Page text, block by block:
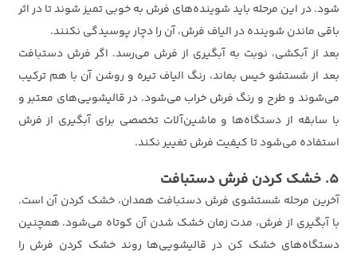
شود. در این مرحله باید شوینده‌های فرش به خوبی تمیز شوند تا در اثر
باقی ماندن شوینده در الیاف فرش، آن را دچار پوسیدگی نکنند.
بعد از آبکشی، نوبت به آبگیری از فرش می‌رسد. اگر فرش دستبافت
بعد از شستشو خیس بماند، رنگ الیاف تیره و روشن آن با هم ترکیب
می‌شوند و طرح و رنگ فرش خراب می‌شود. در قالیشویی‌های معتبر و
با سابقه از دستگاه‌ها و ماشین‌آلات تخصصی برای آبگیری از فرش
استفاده می‌شود تا کیفیت فرش تغییر نکند.
5. خشک کردن فرش دستبافت
آخرین مرحله شستشوی فرش دستبافت همدان، خشک کردن آن است.
با آبگیری از فرش، مدت زمان خشک شدن آن کوتاه می‌شود. همچنین
دستگاه‌های خشک کن در قالیشویی‌ها روند خشک کردن فرش را